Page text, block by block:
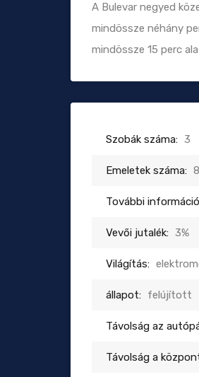
A Bulevar negyed
mindössze néhány
mindössze 15 perc
Szobák száma: 3
Emeletek száma:
További
Vevői jutalék: 3%
Világítás:
állapot: felújított
Távolság az
Távolság a